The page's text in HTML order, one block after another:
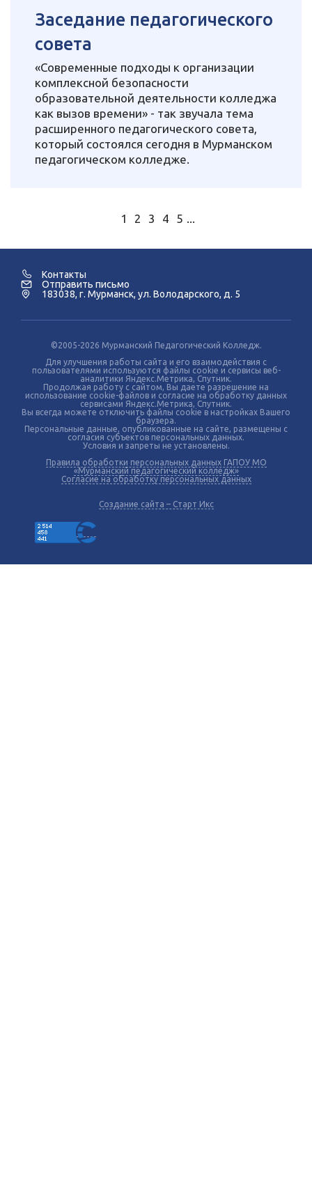
Заседание педагогического
совета
«Современные подходы к организации
комплексной безопасности
образовательной деятельности колледжа
как вызов времени» - так звучала тема
расширенного педагогического совета,
который состоялся сегодня в Мурманском
педагогическом колледже.
1 2 3 4 5 ...
Контакты
Отправить письмо
183038, г. Мурманск, ул. Володарского, д. 5
©2005-2026 Мурманский Педагогический Колледж.
Для улучшения работы сайта и его взаимодействия с
пользователями используются файлы cookie и сервисы веб-
аналитики Яндекс.Метрика, Спутник.
Продолжая работу с сайтом, Вы даете разрешение на
использование cookie-файлов и согласие на обработку данных
сервисами Яндекс.Метрика, Спутник.
Вы всегда можете отключить файлы cookie в настройках Вашего
браузера.
Персональные данные, опубликованные на сайте, размещены с
согласия субъектов персональных данных.
Условия и запреты не установлены.
Правила обработки персональных данных ГАПОУ МО
«Мурманский педагогический колледж»
Согласие на обработку персональных данных
Создание сайта – Старт Икс